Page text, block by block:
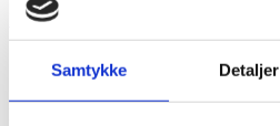
Samtykke Detaljer
Donner Klaverbænk – Black DKB-100